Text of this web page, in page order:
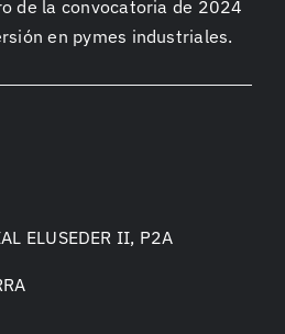
de la convocatoria de 2024
en pymes industriales.
ELUSEDER II, P2A